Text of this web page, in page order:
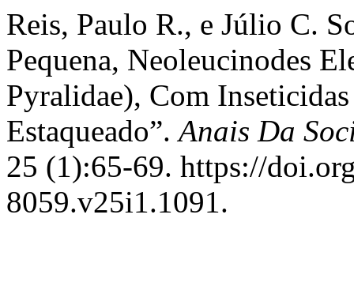
Reis, Paulo R., e Júlio C.
Pequena, Neoleucinodes
Pyralidae), Com
Estaqueado”.Anais Da
25 (1):65-69. https://
8059.v25i1.1091.